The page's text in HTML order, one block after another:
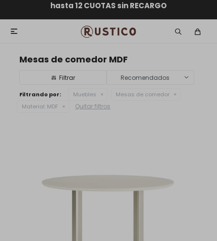
ENVÍOS A TODO EL PAÍS
GARANTÍA DE DEVOLUCIÓN
hasta 12 CUOTAS sin RECARGO
ENVÍO GRATIS dentro de MONTEVIDEO en compras

Mesas de comedor MDF
Recomendados
Filtrando por: Muebles
Mesas de comedor
Material: MDF Quitar filtros